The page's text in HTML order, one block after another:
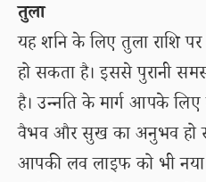
तुला
यह शनि के लिए तुला राशि
हो सकता है। इससे पुरानी
है। उन्नति के मार्ग आपके
वैभव और सुख का अनुभव हो
आपकी लव लाइफ को भी